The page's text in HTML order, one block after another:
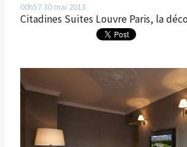
00h5730 mai 2013
Citadines Suites Louvre Paris, la